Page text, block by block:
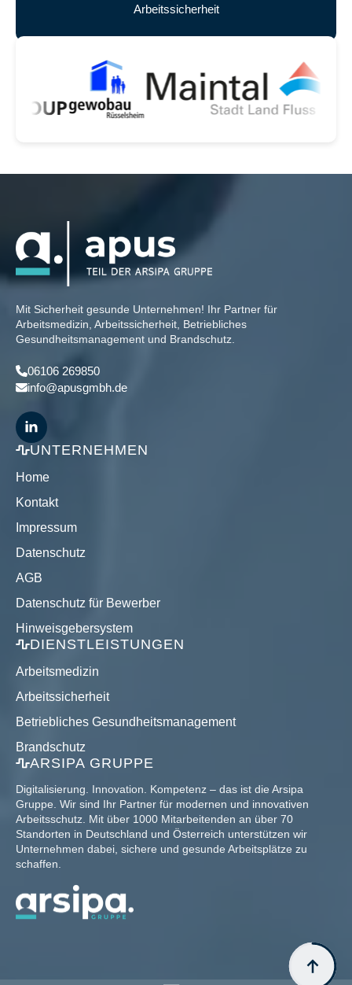
Arbeitssicherheit
Mit Sicherheit gesunde Unternehmen! Ihr Partner für
Arbeitsmedizin, Arbeitssicherheit, Betriebliches
Gesundheitsmanagement und Brandschutz.
06106 269850
info@apusgmbh.de
UNTERNEHMEN
Home
Kontakt
Impressum
Datenschutz
AGB
Datenschutz für Bewerber
Hinweisgebersystem
DIENSTLEISTUNGEN
Arbeitsmedizin
Arbeitssicherheit
Betriebliches Gesundheitsmanagement
Brandschutz
ARSIPA GRUPPE
Digitalisierung. Innovation. Kompetenz – das ist die Arsipa
Gruppe. Wir sind Ihr Partner für modernen und innovativen
Arbeitsschutz. Mit über 1000 Mitarbeitenden an über 70
Standorten in Deutschland und Österreich unterstützen wir
Unternehmen dabei, sichere und gesunde Arbeitsplätze zu
schaffen.